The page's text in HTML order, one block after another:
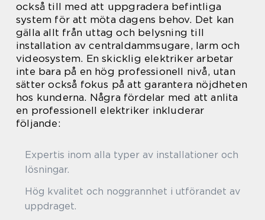
också till med att uppgradera befintliga
system för att möta dagens behov. Det kan
gälla allt från uttag och belysning till
installation av centraldammsugare, larm och
videosystem. En skicklig elektriker arbetar
inte bara på en hög professionell nivå, utan
sätter också fokus på att garantera nöjdheten
hos kunderna. Några fördelar med att anlita
en professionell elektriker inkluderar
följande:
Expertis inom alla typer av installationer och
lösningar.
Hög kvalitet och noggrannhet i utförandet av
uppdraget.